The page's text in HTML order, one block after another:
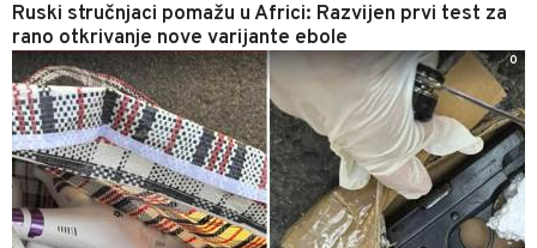
Ruski stručnjaci pomažu u Africi: Razvijen prvi test za
rano otkrivanje nove varijante ebole
0